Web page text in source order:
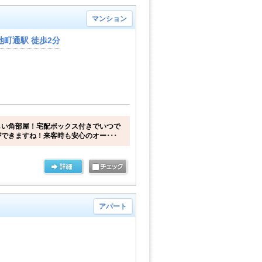
マンション
町通駅 徒歩2分
角部屋！宅配ボックス付きでいつで
きますね！来客時も安心のオー･･･
アパート